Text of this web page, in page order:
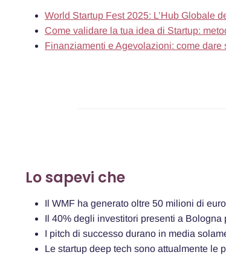
World Startup Fest 2025: L’Hub Globale
Come validare la tua idea di Startup:
Finanziamenti e Agevolazioni: come
Lo sapevi che
Il WMF ha generato oltre 50 milioni di
Il 40% degli investitori presenti a Bologna
I pitch di successo durano in media
Le startup deep tech sono attualmente le